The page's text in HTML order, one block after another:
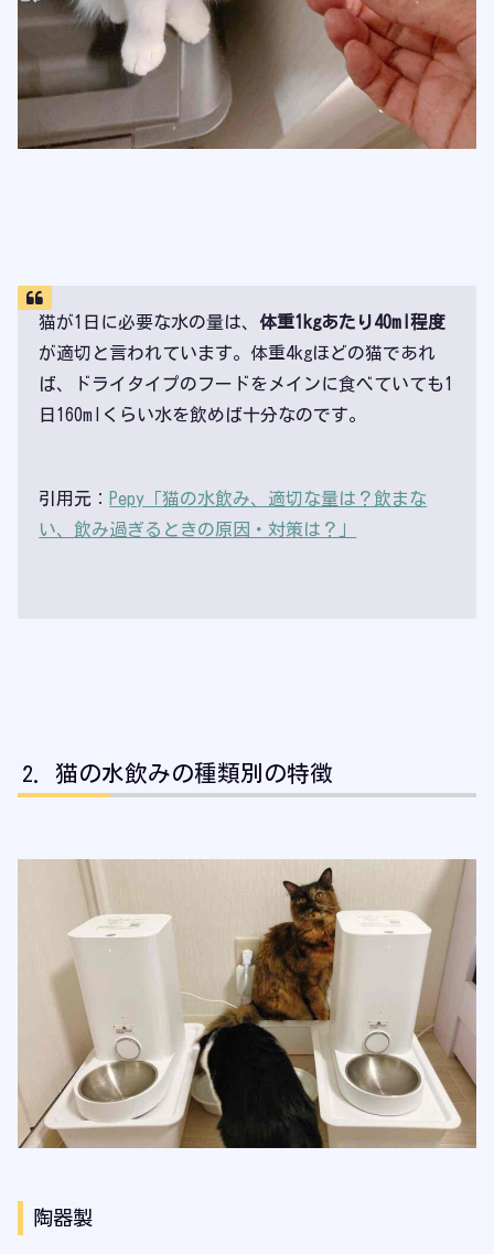
猫が1日に必要な水の量は、体重1kgあたり40ml程度
が適切と言われています。体重4kgほどの猫であれ
ば、ドライタイプのフードをメインに食べていても1
日160mlくらい水を飲めば十分なのです。
引用元： Pepy「猫の水飲み、適切な量は？飲まな
い、飲み過ぎるときの原因・対策は？」
猫の水飲みの種類別の特徴
陶器製